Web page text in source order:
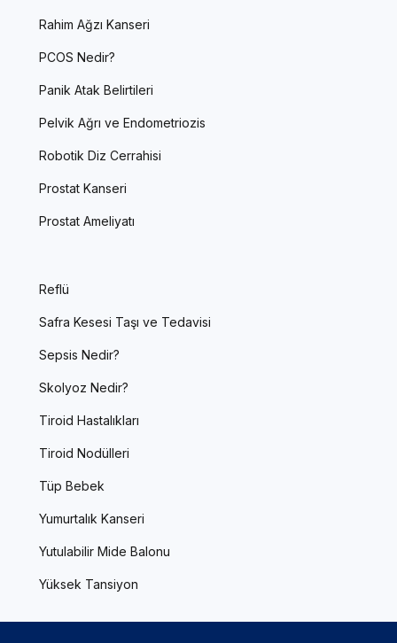
Rahim Ağzı Kanseri
PCOS Nedir?
Panik Atak Belirtileri
Pelvik Ağrı ve Endometriozis
Robotik Diz Cerrahisi
Prostat Kanseri
Prostat Ameliyatı
Reflü
Safra Kesesi Taşı ve Tedavisi
Sepsis Nedir?
Skolyoz Nedir?
Tiroid Hastalıkları
Tiroid Nodülleri
Tüp Bebek
Yumurtalık Kanseri
Yutulabilir Mide Balonu
Yüksek Tansiyon